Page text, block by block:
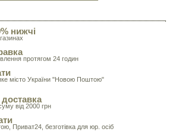
нижчі
протягом 24 годин
місто України "Новою Поштою"
від 2000 грн
Приват24, безготівка для юр. осіб